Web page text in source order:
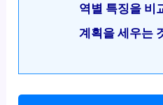
역별 특징을 비
계획을 세우는